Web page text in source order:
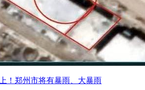
！郑州市将有暴雨、大暴雨